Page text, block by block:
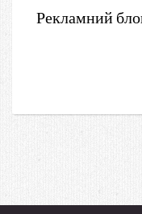
Рекламний